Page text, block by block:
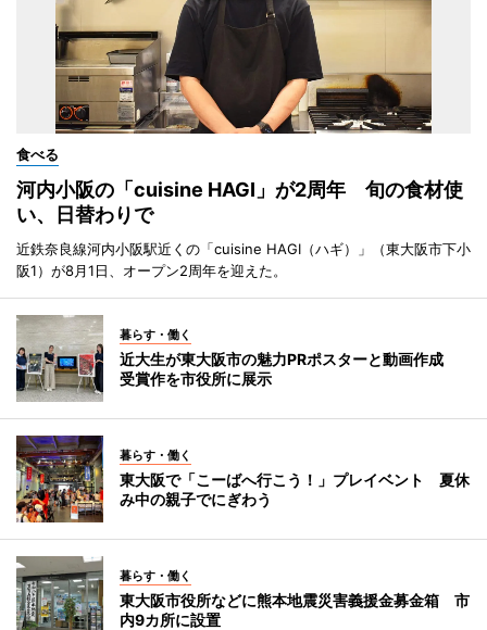
食べる
河内小阪の「cuisine HAGI」が2周年 旬の食材使
い、日替わりで
近鉄奈良線河内小阪駅近くの「cuisine HAGI（ハギ）」（東大阪市下小
阪1）が8月1日、オープン2周年を迎えた。
暮らす・働く
近大生が東大阪市の魅力PRポスターと動画作成
受賞作を市役所に展示
暮らす・働く
東大阪で「こーばへ行こう！」プレイベント 夏休
み中の親子でにぎわう
暮らす・働く
東大阪市役所などに熊本地震災害義援金募金箱 市
内9カ所に設置